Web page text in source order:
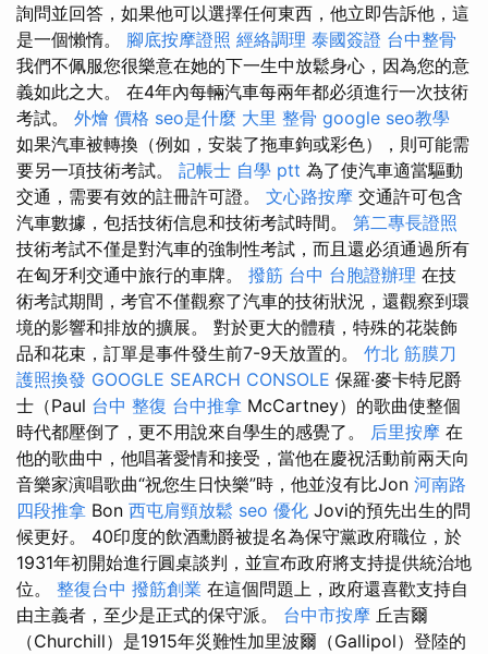
詢問並回答，如果他可以選擇任何東西，他立即告訴他，這
是一個懶惰。 腳底按摩證照 經絡調理 泰國簽證 台中整骨
我們不佩服您很樂意在她的下一生中放鬆身心，因為您的意
義如此之大。 在4年內每輛汽車每兩年都必須進行一次技術
考試。 外燴 價格 seo是什麼 大里 整骨 google seo教學
如果汽車被轉換（例如，安裝了拖車鉤或彩色），則可能需
要另一項技術考試。 記帳士 自學 ptt 為了使汽車適當驅動
交通，需要有效的註冊許可證。 文心路按摩 交通許可包含
汽車數據，包括技術信息和技術考試時間。 第二專長證照
技術考試不僅是對汽車的強制性考試，而且還必須通過所有
在匈牙利交通中旅行的車牌。 撥筋 台中 台胞證辦理 在技​​
術考試期間，考官不僅觀察了汽車的技術狀況，還觀察到環
境的影響和排放的擴展。 對於更大的體積，特殊的花裝飾
品和花束，訂單是事件發生前7-9天放置的。 竹北 筋膜刀
護照換發 GOOGLE SEARCH CONSOLE 保羅·麥卡特尼爵
士（Paul 台中 整復 台中推拿 McCartney）的歌曲使整個
時代都壓倒了，更不用說來自學生的感覺了。 后里按摩 在
他的歌曲中，他唱著愛情和接受，當他在慶祝活動前兩天向
音樂家演唱歌曲“祝您生日快樂”時，他並沒有比Jon 河南路
四段推拿 Bon 西屯肩頸放鬆 seo 優化 Jovi的預先出生的問
候更好。 40印度的飲酒勳爵被提名為保守黨政府職位，於
1931年初開始進行圓桌談判，並宣布政府將支持提供統治地
位。 整復台中 撥筋創業 在這個問題上，政府還喜歡支持自
由主義者，至少是正式的保守派。 台中市按摩 丘吉爾
（Churchill）是1915年災難性加里波爾（Gallipol）登陸的